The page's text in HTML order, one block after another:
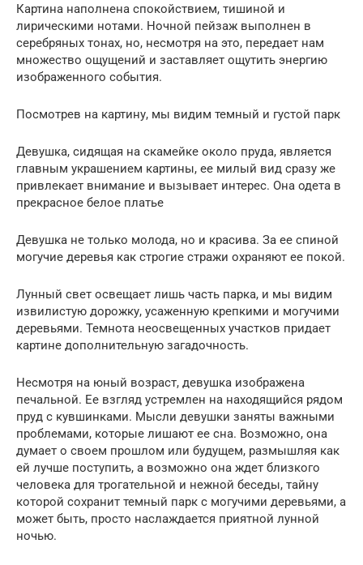
Картина наполнена спокойствием, тишиной и
лирическими нотами. Ночной пейзаж выполнен в
серебряных тонах, но, несмотря на это, передает нам
множество ощущений и заставляет ощутить энергию
изображенного события.
Посмотрев на картину, мы видим темный и густой парк
Девушка, сидящая на скамейке около пруда, является
главным украшением картины, ее милый вид сразу же
привлекает внимание и вызывает интерес. Она одета в
прекрасное белое платье
Девушка не только молода, но и красива. За ее спиной
могучие деревья как строгие стражи охраняют ее покой.
Лунный свет освещает лишь часть парка, и мы видим
извилистую дорожку, усаженную крепкими и могучими
деревьями. Темнота неосвещенных участков придает
картине дополнительную загадочность.
Несмотря на юный возраст, девушка изображена
печальной. Ее взгляд устремлен на находящийся рядом
пруд с кувшинками. Мысли девушки заняты важными
проблемами, которые лишают ее сна. Возможно, она
думает о своем прошлом или будущем, размышляя как
ей лучше поступить, а возможно она ждет близкого
человека для трогательной и нежной беседы, тайну
которой сохранит темный парк с могучими деревьями, а
может быть, просто наслаждается приятной лунной
ночью.